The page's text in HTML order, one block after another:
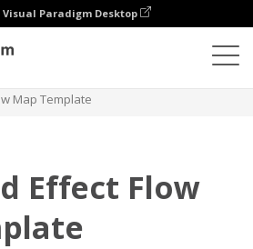
Visual Paradigm Desktop
Map Template
Effect Flow